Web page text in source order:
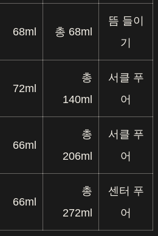
68ml 총 68ml
뜸 들이
기
72ml
총
140ml
서클 푸
어
66ml
총
206ml
서클 푸
어
66ml
총
272ml
센터 푸
어